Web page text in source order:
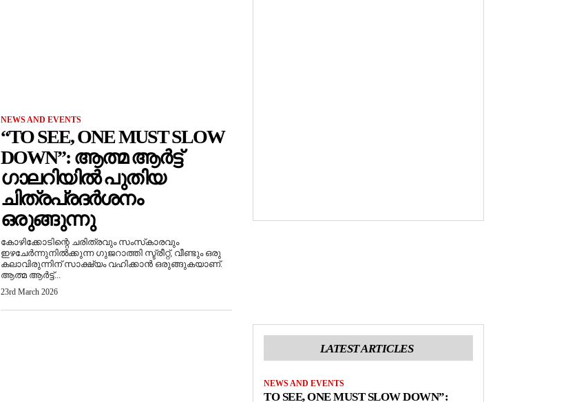
NEWS AND EVENTS
“TO SEE, ONE MUST SLOW
DOWN”: ആത്മ ആർട്ട്
ഗാലറിയിൽ പുതിയ
ചിത്രപ്രദർശനം
ഒരുങ്ങുന്നു
കോഴിക്കോടിന്റെ ചരിത്രവും സംസ്‌കാരവും
ഇഴചേർന്നുനിൽക്കുന്ന ഗുജറാത്തി സ്ട്രീറ്റ്, വീണ്ടും ഒരു
കലാവിരുന്നിന് സാക്ഷ്യം വഹിക്കാൻ ഒരുങ്ങുകയാണ്.
ആത്മ ആർട്ട്...
23rd March 2026
LATEST ARTICLES
NEWS AND EVENTS
TO SEE, ONE MUST SLOW DOWN”: